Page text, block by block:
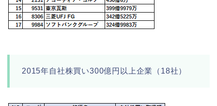
2015年自社株買い300億円以上企業（18社）